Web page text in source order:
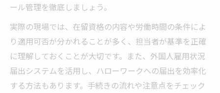
ール管理を徹底しましょう。
実際の現場では、在留資格の内容や労働時間の条件によ
り適用可否が分かれることが多く、担当者が基準を正確
に理解しておくことが大切です。また、外国人雇用状況
届出システムを活用し、ハローワークへの届出を効率化
する方法もあります。手続きの流れや注意点をチェック